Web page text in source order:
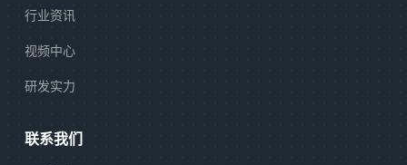
行业资讯
视频中心
研发实力
联系我们